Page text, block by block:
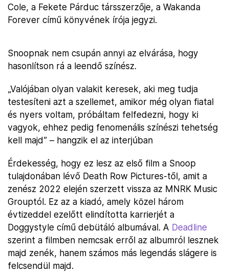
Cole, a Fekete Párduc társszerzője, a Wakanda
Forever című könyvének írója jegyzi.
Snoopnak nem csupán annyi az elvárása, hogy
hasonlítson rá a leendő színész.
„Valójában olyan valakit keresek, aki meg tudja
testesíteni azt a szellemet, amikor még olyan fiatal
és nyers voltam, próbáltam felfedezni, hogy ki
vagyok, ehhez pedig fenomenális színészi tehetség
kell majd” – hangzik el az interjúban
Érdekesség, hogy ez lesz az első film a Snoop
tulajdonában lévő Death Row Pictures-től, amit a
zenész 2022 elején szerzett vissza az MNRK Music
Grouptól. Ez az a kiadó, amely közel három
évtizeddel ezelőtt elindította karrierjét a
Doggystyle című debütáló albumával. A Deadline
szerint a filmben nemcsak erről az albumról lesznek
majd zenék, hanem számos más legendás slágere is
felcsendül majd.